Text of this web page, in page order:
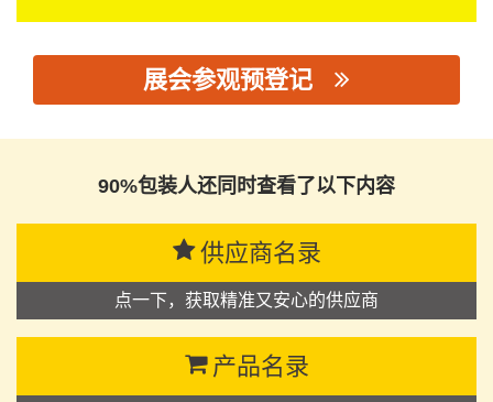
展会参观预登记
90%包装人还同时查看了以下内容
供应商名录
点一下，获取精准又安心的供应商
产品名录